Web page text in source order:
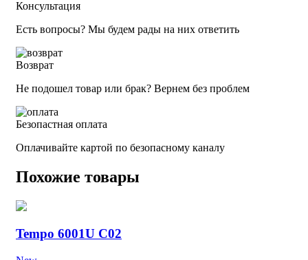
Консультация
Есть вопросы? Мы будем рады на них ответить
Возврат
Не подошел товар или брак? Вернем без проблем
Безопастная оплата
Оплачивайте картой по безопасному каналу
Похожие товары
Tempo 6001U C02